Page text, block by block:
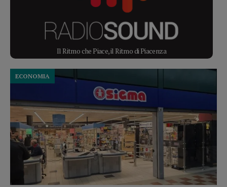
Il Ritmo che Piace, il Ritmo di Piacenza
ECONOMIA